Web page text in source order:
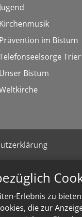
Erlebnis zu
die zur
Jugend
Kirchenmusik
Prävention im Bistum
Trier
Unser Bistum